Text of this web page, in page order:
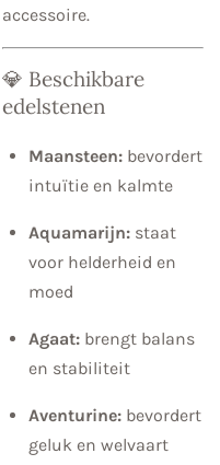
accessoire.
💎 Beschikbare
edelstenen
Maansteen: bevordert
intuïtie en kalmte
Aquamarijn: staat
voor helderheid en
moed
Agaat: brengt balans
en stabiliteit
Aventurine: bevordert
geluk en welvaart